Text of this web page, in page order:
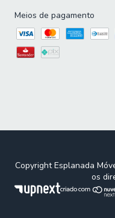
Meios de pagamento
Copyright Esplanada
os